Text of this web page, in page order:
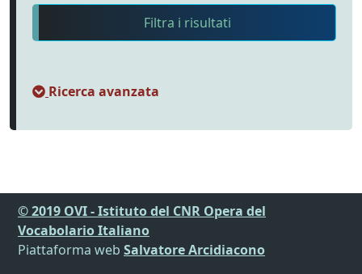
Filtra i risultati
Ricerca avanzata
© 2019 OVI - Istituto del CNR Opera del
Vocabolario Italiano
Piattaforma web Salvatore Arcidiacono